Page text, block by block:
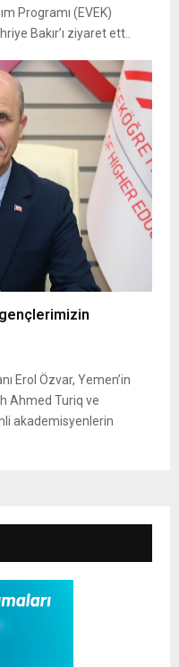
Programı (EVEK)
Bakır’ı ziyaret ett..
Erol Özvar, Yemen’in
Ahmed Turiq ve
akademisyenlerin